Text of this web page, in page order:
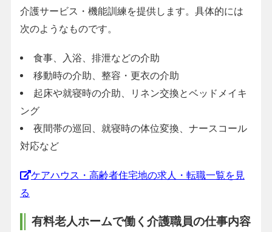
介護サービス・機能訓練を提供します。具体的には
次のようなものです。
食事、入浴、排泄などの介助
移動時の介助、整容・更衣の介助
起床や就寝時の介助、リネン交換とベッドメイキ
ング
夜間帯の巡回、就寝時の体位変換、ナースコール
対応など
ケアハウス・高齢者住宅地の求人・転職一覧を見
る
有料老人ホームで働く介護職員の仕事内容